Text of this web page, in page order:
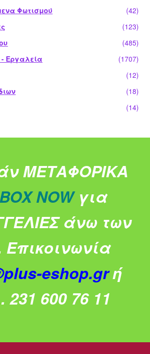
Φωτισμού
(42)
(123)
(485)
Εργαλεία
(1707)
(12)
(18)
(14)
ΜΕΤΑΦΟΡΙΚΑ
BOX NOW για
άνω των
Επικοινωνία
eshop.grή
231 600 76 11